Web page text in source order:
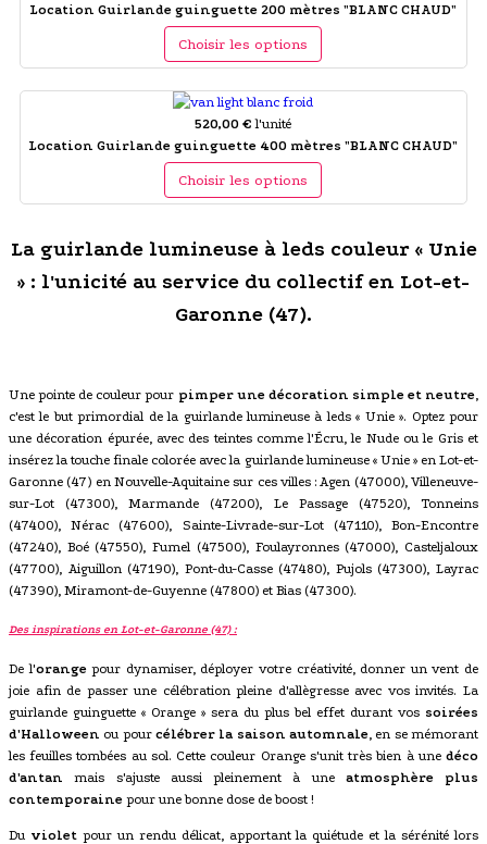
Location Guirlande guinguette 200 mètres "BLANC CHAUD"
Choisir les options
520,00 € l'unité
Location Guirlande guinguette 400 mètres "BLANC CHAUD"
Choisir les options
La guirlande lumineuse à leds couleur « Unie
» : l'unicité au service du collectif en Lot-et-
Garonne (47).
Une pointe de couleur pour pimper une décoration simple et neutre,
c'est le but primordial de la guirlande lumineuse à leds « Unie ». Optez pour
une décoration épurée, avec des teintes comme l'Écru, le Nude ou le Gris et
insérez la touche finale colorée avec la guirlande lumineuse « Unie » en Lot-et-
Garonne (47) en Nouvelle-Aquitaine sur ces villes : Agen (47000), Villeneuve-
sur-Lot (47300), Marmande (47200), Le Passage (47520), Tonneins
(47400), Nérac (47600), Sainte-Livrade-sur-Lot (47110), Bon-Encontre
(47240), Boé (47550), Fumel (47500), Foulayronnes (47000), Casteljaloux
(47700), Aiguillon (47190), Pont-du-Casse (47480), Pujols (47300), Layrac
(47390), Miramont-de-Guyenne (47800) et Bias (47300).
Des inspirations en Lot-et-Garonne (47) :
De l'orangepour dynamiser, déployer votre créativité, donner un vent de
joie afin de passer une célébration pleine d'allègresse avec vos invités. La
guirlande guinguette « Orange » sera du plus bel effet durant vos soirées
d'Halloween ou pour célébrer la saison automnale, en se mémorant
les feuilles tombées au sol. Cette couleur Orange s'unit très bien à une déco
d'antan mais s'ajuste aussi pleinement à une atmosphère plus
contemporaine pour une bonne dose de boost !
Du violetpour un rendu délicat, apportant la quiétude et la sérénité lors